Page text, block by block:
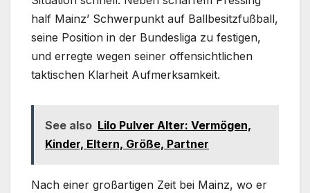
half Mainz’ Schwerpunkt auf Ballbesitzfußball,
seine Position in der Bundesliga zu festigen,
und erregte wegen seiner offensichtlichen
taktischen Klarheit Aufmerksamkeit.
See also Lilo Pulver Alter: Vermögen,
Kinder, Eltern, Größe, Partner
Nach einer großartigen Zeit bei Mainz, wo er